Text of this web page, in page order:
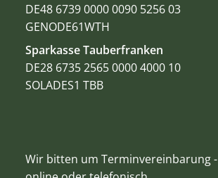
DE48 6739 0000 0090 5256 03
GENODE61WTH
Sparkasse Tauberfranken
DE28 6735 2565 0000 4000 10
SOLADES1 TBB
Wir bitten um Terminvereinbarung -